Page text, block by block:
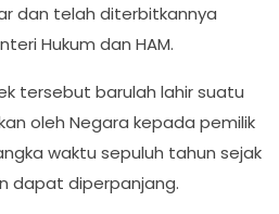
dan telah diterbitkannya
Hukum dan HAM.
tersebut barulah lahir suatu
oleh Negara kepada pemilik
waktu sepuluh tahun sejak
dapat diperpanjang.